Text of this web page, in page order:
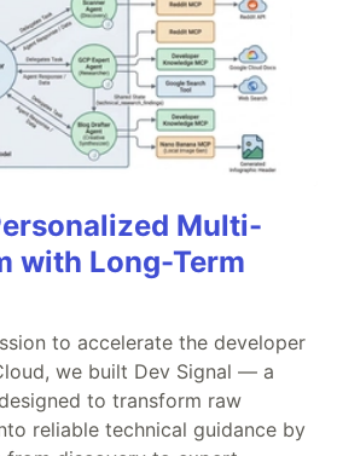
Multi-
with Long-Term
to accelerate the developer
we built Dev Signal — a
to transform raw
reliable technical guidance by